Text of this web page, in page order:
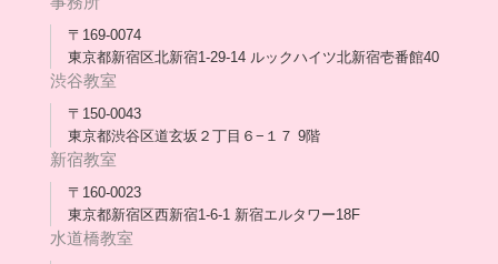
メディア出演
スタッフ紹介
合格・進路実績
協力団体
〒169-0074
東京都新宿区北新宿1-29-14 ルックハイツ北新宿壱番館40
渋谷教室
〒150-0043
東京都渋谷区道玄坂２丁目６−１７ 9階
新宿教室
〒160-0023
東京都新宿区西新宿1-6-1 新宿エルタワー18F
水道橋教室